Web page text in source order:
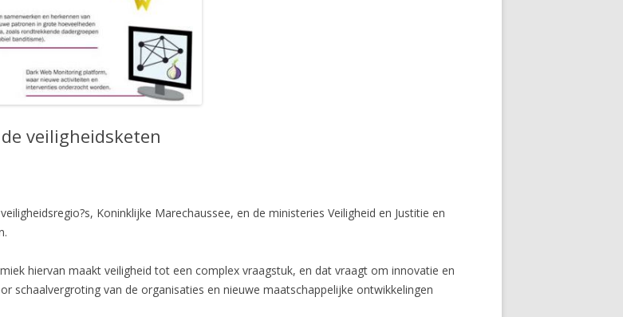
veiligheidsketen
Koninklijke Marechaussee, en de ministeries Veiligheid en Justitie en
hiervan maakt veiligheid tot een complex vraagstuk, en dat vraagt om innovatie en
schaalvergroting van de organisaties en nieuwe maatschappelijke ontwikkelingen